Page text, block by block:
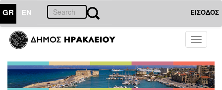
GR EN ΕΙΣΟΔΟΣ
Toggle
ΔΗΜΟΣ
Δελτία
Τύπου